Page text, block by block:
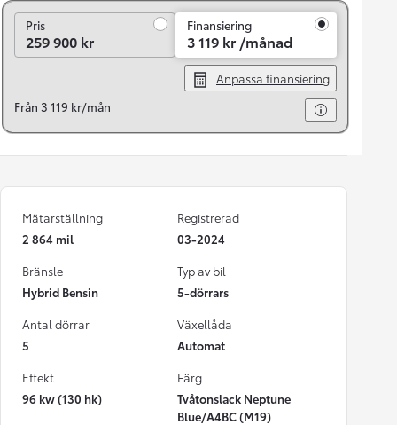
PrisPris
259 900 kr
Finansiering
3 119 kr /månad
Anpassa finansiering
Från 3 119 kr/mån
Mätarställning
2 864 mil
Registrerad
03-2024
Bränsle
Hybrid Bensin
Typ av bil
5-dörrars
Antal dörrar
5
Växellåda
Automat
Effekt
96 kw (130 hk)
Färg
Tvåtonslack Neptune
Blue/A4BC (M19)